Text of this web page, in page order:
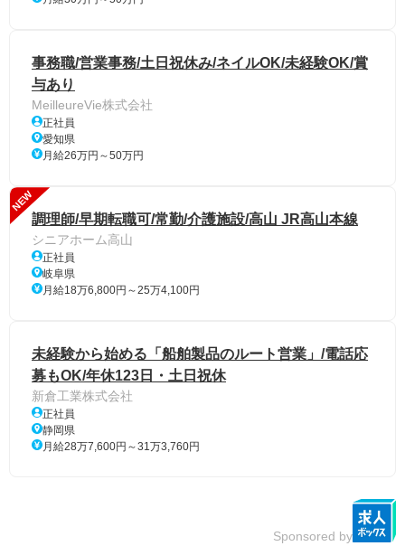
事務職/営業事務/土日祝休み/ネイルOK/未経験OK/賞
与あり
MeilleureVie株式会社
正社員
愛知県
月給26万円～50万円
NEW
調理師/早期転職可/常勤/介護施設/高山 JR高山本線
シニアホーム高山
正社員
岐阜県
月給18万6,800円～25万4,100円
未経験から始める「船舶製品のルート営業」/電話応
募もOK/年休123日・土日祝休
新倉工業株式会社
正社員
静岡県
月給28万7,600円～31万3,760円
Sponsored by